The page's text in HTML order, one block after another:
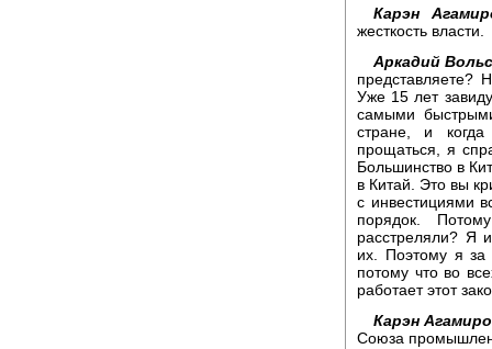
Карэн
жесткость власти.
Аркадий
представляете?
Уже 15 лет
самыми
стране, и
прощаться, я
Большинство в
в Китай. Это вы
с инвестициями
порядок.
расстреляли? Я
их. Поэтому я за
потому что во
работает этот
Карэн
Союза